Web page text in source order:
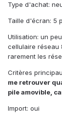
Type d'achat:
Taille d'écran: 5
Utilisation: un
cellulaire réseau
rarement les
Critères
me retrouver
pile amovible,
Import: oui